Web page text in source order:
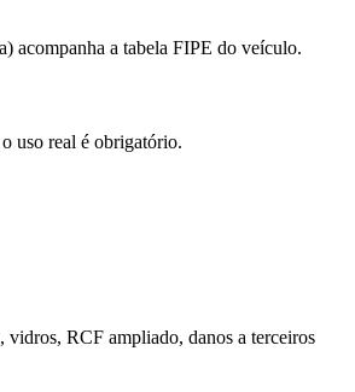
acompanha a tabela FIPE do veículo.
uso real é obrigatório.
RCF ampliado, danos a terceiros